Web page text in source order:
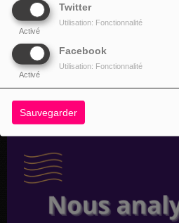
Twitter
Activé
Utilisation: Fonctionnalité
Facebook
Activé
Utilisation: Fonctionnalité
Sauvegarder